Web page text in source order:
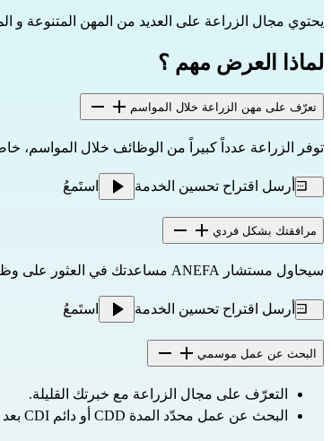
يحتوي مجال الزراعة على العديد من المهن المتنوعة و
لماذا العرض مهم ؟
تعرّف على مهن الزراعة خلال المواسم
توفر الزراعة عدداً كبيراً من الوظائف خلال المواسم،
أرسل اقتراح تحسين الخدمة استَمعُ
مرافقتك بشكل فردي
سيحاول مستشار ANEFA مساعدتك في العثور على وظيفة في إحدى الشركات. يمكنك أيضاً
أرسل اقتراح تحسين الخدمة استَمعُ
البحث عن عمل موسمي
التعرّف على مجال الزراعة مع خبرتك القليلة.
البحث عن عمل محدّد المدة CDD أو دائم CDI بعد هذا العقد الأول.